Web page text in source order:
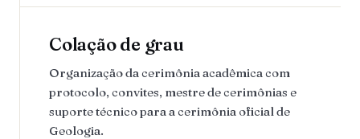
Colação de grau
Organização da cerimônia acadêmica com
protocolo, convites, mestre de cerimônias e
suporte técnico para a cerimônia oficial de
Geologia.